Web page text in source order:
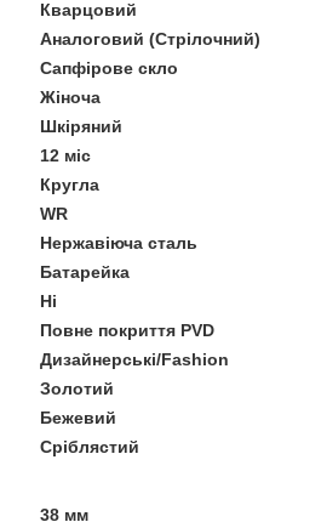
Кварцовий
Аналоговий (Стрілочний)
Сапфірове скло
Жіноча
Шкіряний
12 міс
Кругла
WR
Нержавіюча сталь
Батарейка
Ні
Повне покриття PVD
Дизайнерські/Fashion
Золотий
Бежевий
Сріблястий
38 мм